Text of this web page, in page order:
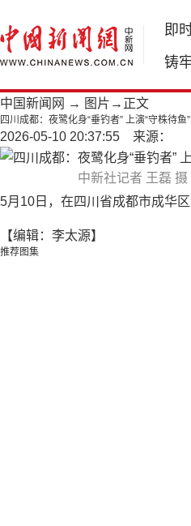
即
铸
中国新闻网 → 图片 →正文
四川成都：夜鹭化身“垂钓者” 上演“守株待鱼”
2026-05-10 20:37:55 来源：
中新社记者 王磊 摄
5月10日，在四川省成都市成华
【编辑：李太源】
推荐图集